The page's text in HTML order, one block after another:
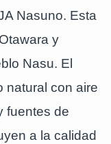
Nasuno. Esta
y
Nasu. El
natural con aire
fuentes de
a la calidad